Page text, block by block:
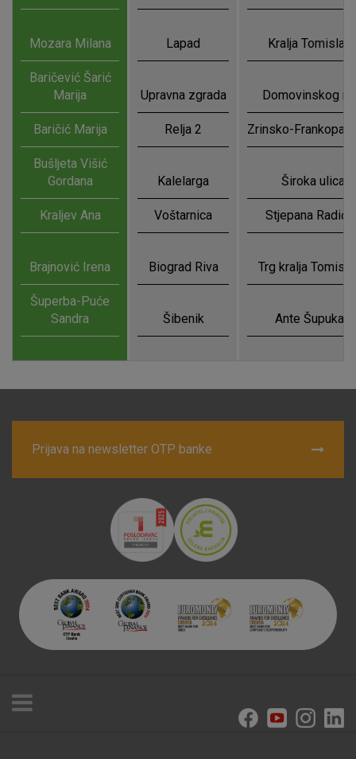
Mozara Milana Lapad Kralja
Baričević Šarić
Marija
Upravna zgrada Domovinskog
Baričić Marija Relja 2 Zrinsko-
Bušljeta Višić
Gordana
Kalelarga Široka ulica 1
Kraljev Ana Voštarnica Stjepana
Brajnović Irena Biograd Riva Trg kralja
Šuperba-Puće
Sandra
Šibenik Ante Šupuka
Prijava na newsletter OTP banke